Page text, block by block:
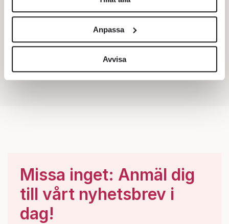
Vi använder enhetsidentifierare för att anpassa innehållet
för sociala medier och analysera vår trafik. Vi
vidarebefordrar även sådana identifierare och annan
information från din enhet till de sociala medier och
annons- och analysföretag som vi samarbetar med.
Anpassa
Avvisa
Missa inget: Anmäl dig
till vårt nyhetsbrev i
dag!